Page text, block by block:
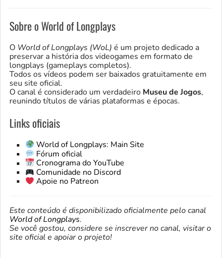
Sobre o World of Longplays
O World of Longplays (WoL) é um projeto dedicado a
preservar a história dos videogames em formato de
longplays (gameplays completos).
Todos os vídeos podem ser baixados gratuitamente em
seu site oficial.
O canal é considerado um verdadeiro Museu de Jogos,
reunindo títulos de várias plataformas e épocas.
Links oficiais
World of Longplays: Main Site
Fórum oficial
Cronograma do YouTube
Comunidade no Discord
Apoie no Patreon
Este conteúdo é disponibilizado oficialmente pelo canal
World of Longplays.
Se você gostou, considere se inscrever no canal, visitar o
site oficial e apoiar o projeto!